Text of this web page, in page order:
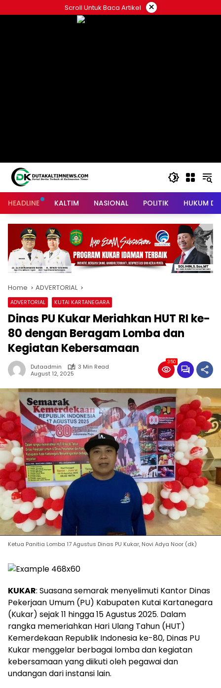
to
Scroll Untuk Baca Artikel ×
HEADLINE KALTIM NASIONAL POLITIK HUKUM
Home ADVERTORIAL
ADVERTORIAL KUTAI KARTANEGARA
Dinas PU Kukar Meriahkan HUT RI ke-
80 dengan Beragam Lomba dan
Kegiatan Kebersamaan
Dutaadmin
3 Min Read
August 12, 2025
350
Ketua Panitia Lomba 17 Agustus Dinas PU Kukar, Novi Adya Noor (dk)
KUKAR: Suasana semarak menyelimuti Kantor Dinas
Pekerjaan Umum (PU) Kabupaten Kutai Kartanegara
(Kukar) sejak 11 hingga 15 Agustus 2025. Dalam
rangka memeriahkan Hari Ulang Tahun (HUT)
Kemerdekaan Republik Indonesia ke-80, Dinas PU
Kukar menggelar berbagai lomba dan kegiatan
kebersamaan yang diikuti oleh pegawai dan
undangan dari instansi lain.